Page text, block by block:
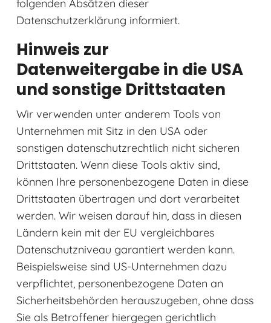
folgenden Absätzen dieser
Datenschutzerklärung informiert.
Hinweis zur
Datenweitergabe in die USA
und sonstige Drittstaaten
Wir verwenden unter anderem Tools von
Unternehmen mit Sitz in den USA oder
sonstigen datenschutzrechtlich nicht sicheren
Drittstaaten. Wenn diese Tools aktiv sind,
können Ihre personenbezogene Daten in diese
Drittstaaten übertragen und dort verarbeitet
werden. Wir weisen darauf hin, dass in diesen
Ländern kein mit der EU vergleichbares
Datenschutzniveau garantiert werden kann.
Beispielsweise sind US-Unternehmen dazu
verpflichtet, personenbezogene Daten an
Sicherheitsbehörden herauszugeben, ohne dass
Sie als Betroffener hiergegen gerichtlich